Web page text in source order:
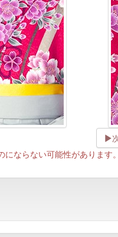
ならない可能性があります。